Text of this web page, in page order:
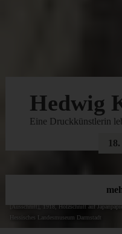
[Ausschnitt], 1918, Holzschnitt auf
Hessisches Landesmuseum Darmstadt
Hedwig
Eine Druckkünstlerin